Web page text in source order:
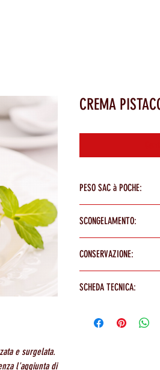
e surgelata.
l'aggiunta di
CREMA
PESO SAC à POCHE:
SCONGELAMENTO:
- 2/3 ore a temperatura
- 10/15 minuti in acqua
CONSERVAZIONE:
- poche scongelata chiusa:
SCHEDA TECNICA: